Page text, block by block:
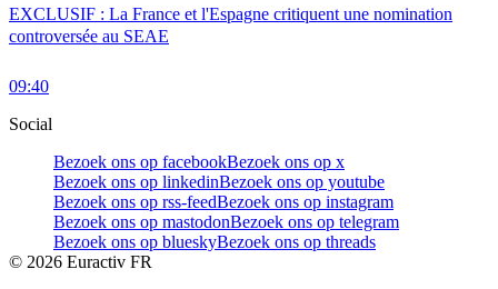
EXCLUSIF : La France et l'Espagne critiquent une nomination
controversée au SEAE
09:40
Social
Bezoek ons op facebookBezoek ons op x
Bezoek ons op linkedinBezoek ons op youtube
Bezoek ons op rss-feedBezoek ons op instagram
Bezoek ons op mastodonBezoek ons op telegram
Bezoek ons op blueskyBezoek ons op threads
© 2026 Euractiv FR